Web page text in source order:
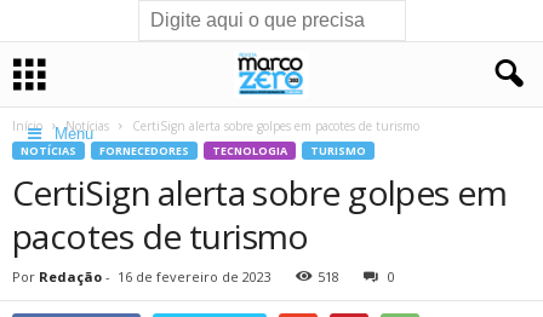
Menu
Início Notícias CertiSign alerta sobre golpes em pacotes de turismo
NOTÍCIAS FORNECEDORES TECNOLOGIA TURISMO
CertiSign alerta sobre golpes em
pacotes de turismo
Por Redação - 16 de fevereiro de 2023 518 0